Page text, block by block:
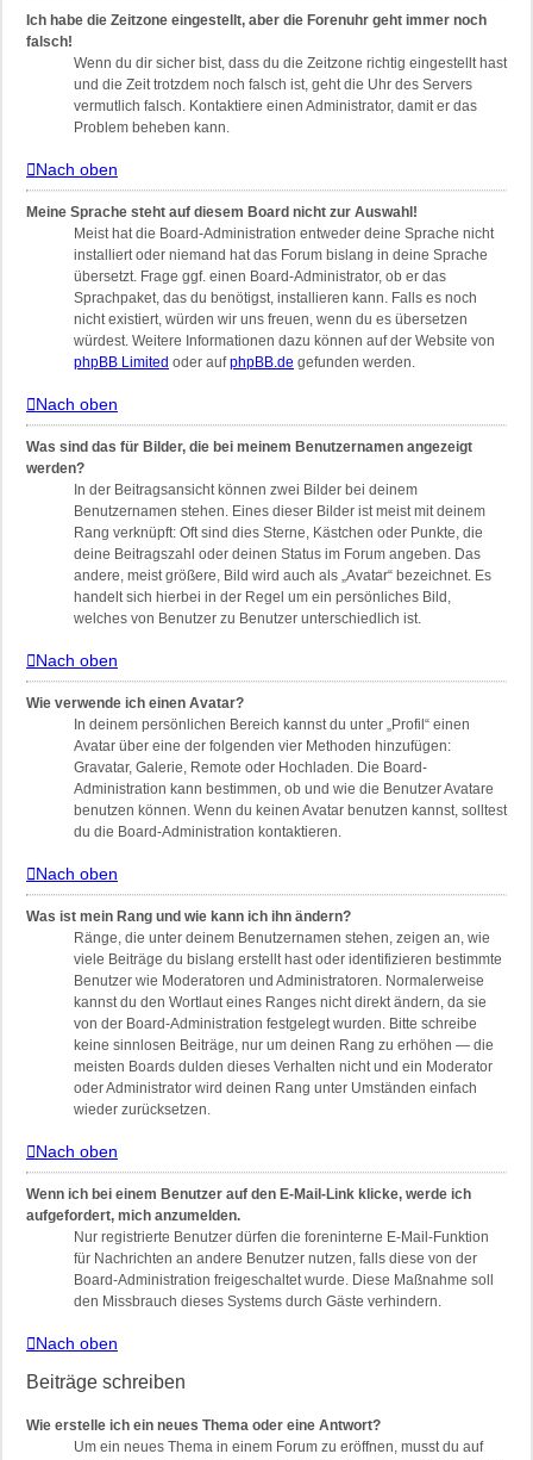
Ich habe die Zeitzone eingestellt, aber die Forenuhr geht immer noch
falsch!
Wenn du dir sicher bist, dass du die Zeitzone richtig eingestellt hast
und die Zeit trotzdem noch falsch ist, geht die Uhr des Servers
vermutlich falsch. Kontaktiere einen Administrator, damit er das
Problem beheben kann.
Nach oben
Meine Sprache steht auf diesem Board nicht zur Auswahl!
Meist hat die Board-Administration entweder deine Sprache nicht
installiert oder niemand hat das Forum bislang in deine Sprache
übersetzt. Frage ggf. einen Board-Administrator, ob er das
Sprachpaket, das du benötigst, installieren kann. Falls es noch
nicht existiert, würden wir uns freuen, wenn du es übersetzen
würdest. Weitere Informationen dazu können auf der Website von
phpBB Limited oder aufphpBB.de gefunden werden.
Nach oben
Was sind das für Bilder, die bei meinem Benutzernamen angezeigt
werden?
In der Beitragsansicht können zwei Bilder bei deinem
Benutzernamen stehen. Eines dieser Bilder ist meist mit deinem
Rang verknüpft: Oft sind dies Sterne, Kästchen oder Punkte, die
deine Beitragszahl oder deinen Status im Forum angeben. Das
andere, meist größere, Bild wird auch als „Avatar“ bezeichnet. Es
handelt sich hierbei in der Regel um ein persönliches Bild,
welches von Benutzer zu Benutzer unterschiedlich ist.
Nach oben
Wie verwende ich einen Avatar?
In deinem persönlichen Bereich kannst du unter „Profil“ einen
Avatar über eine der folgenden vier Methoden hinzufügen:
Gravatar, Galerie, Remote oder Hochladen. Die Board-
Administration kann bestimmen, ob und wie die Benutzer Avatare
benutzen können. Wenn du keinen Avatar benutzen kannst, solltest
du die Board-Administration kontaktieren.
Nach oben
Was ist mein Rang und wie kann ich ihn ändern?
Ränge, die unter deinem Benutzernamen stehen, zeigen an, wie
viele Beiträge du bislang erstellt hast oder identifizieren bestimmte
Benutzer wie Moderatoren und Administratoren. Normalerweise
kannst du den Wortlaut eines Ranges nicht direkt ändern, da sie
von der Board-Administration festgelegt wurden. Bitte schreibe
keine sinnlosen Beiträge, nur um deinen Rang zu erhöhen — die
meisten Boards dulden dieses Verhalten nicht und ein Moderator
oder Administrator wird deinen Rang unter Umständen einfach
wieder zurücksetzen.
Nach oben
Wenn ich bei einem Benutzer auf den E-Mail-Link klicke, werde ich
aufgefordert, mich anzumelden.
Nur registrierte Benutzer dürfen die foreninterne E-Mail-Funktion
für Nachrichten an andere Benutzer nutzen, falls diese von der
Board-Administration freigeschaltet wurde. Diese Maßnahme soll
den Missbrauch dieses Systems durch Gäste verhindern.
Nach oben
Beiträge schreiben
Wie erstelle ich ein neues Thema oder eine Antwort?
Um ein neues Thema in einem Forum zu eröffnen, musst du auf